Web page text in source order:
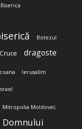
Biserica
Botezul
Cruce dragoste
Ierusalim
Israel
Mitropolia Moldovei;
Domnului